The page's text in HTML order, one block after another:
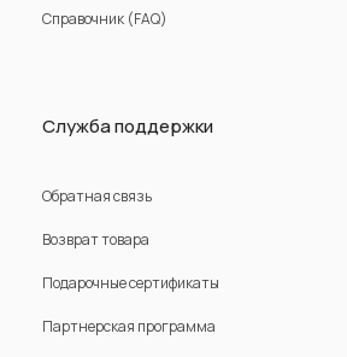
Справочник (FAQ)
Служба поддержки
Обратная связь
Возврат товара
Подарочные сертификаты
Партнерская программа